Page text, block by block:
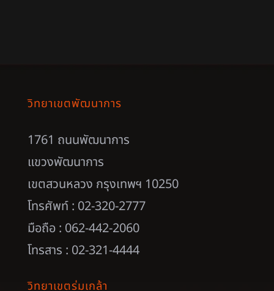
วิทยาเขตพัฒนาการ
1761 ถนนพัฒนาการ
แขวงพัฒนาการ
เขตสวนหลวง กรุงเทพฯ 10250
โทรศัพท์ : 02-320-2777
มือถือ : 062-442-2060
โทรสาร : 02-321-4444
วิทยาเขตร่มเกล้า